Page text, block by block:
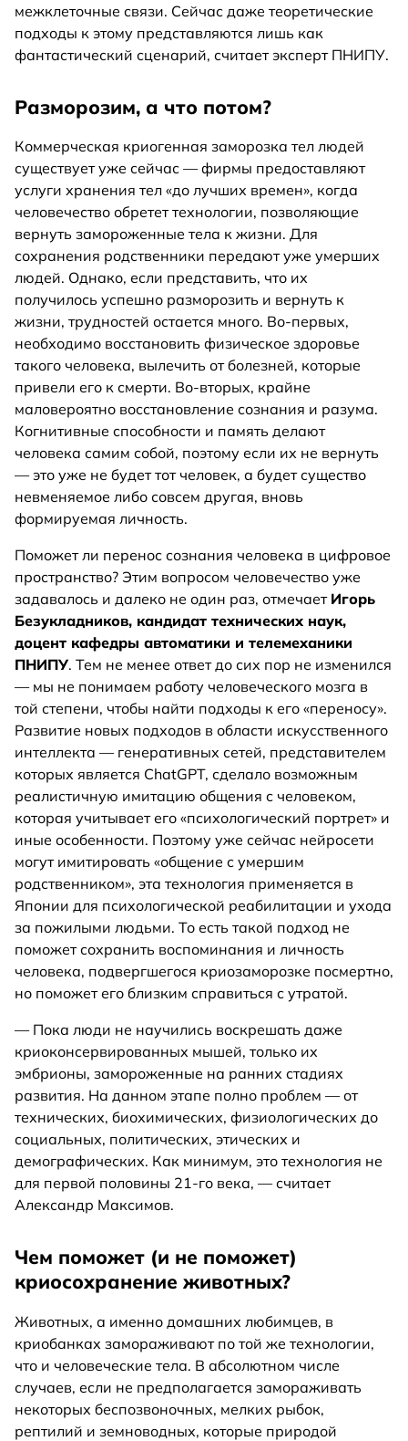
межклеточные связи. Сейчас даже теоретические
подходы к этому представляются лишь как
фантастический сценарий, считает эксперт ПНИПУ.
Разморозим, а что потом?
Коммерческая криогенная заморозка тел людей
существует уже сейчас — фирмы предоставляют
услуги хранения тел «до лучших времен», когда
человечество обретет технологии, позволяющие
вернуть замороженные тела к жизни. Для
сохранения родственники передают уже умерших
людей. Однако, если представить, что их
получилось успешно разморозить и вернуть к
жизни, трудностей остается много. Во-первых,
необходимо восстановить физическое здоровье
такого человека, вылечить от болезней, которые
привели его к смерти. Во-вторых, крайне
маловероятно восстановление сознания и разума.
Когнитивные способности и память делают
человека самим собой, поэтому если их не вернуть
— это уже не будет тот человек, а будет существо
невменяемое либо совсем другая, вновь
формируемая личность.
Поможет ли перенос сознания человека в цифровое
пространство? Этим вопросом человечество уже
задавалось и далеко не один раз, отмечает Игорь
Безукладников, кандидат технических наук,
доцент кафедры автоматики и телемеханики
ПНИПУ. Тем не менее ответ до сих пор не изменился
— мы не понимаем работу человеческого мозга в
той степени, чтобы найти подходы к его «переносу».
Развитие новых подходов в области искусственного
интеллекта — генеративных сетей, представителем
которых является ChatGPT, сделало возможным
реалистичную имитацию общения с человеком,
которая учитывает его «психологический портрет» и
иные особенности. Поэтому уже сейчас нейросети
могут имитировать «общение с умершим
родственником», эта технология применяется в
Японии для психологической реабилитации и ухода
за пожилыми людьми. То есть такой подход не
поможет сохранить воспоминания и личность
человека, подвергшегося криозаморозке посмертно,
но поможет его близким справиться с утратой.
— Пока люди не научились воскрешать даже
криоконсервированных мышей, только их
эмбрионы, замороженные на ранних стадиях
развития. На данном этапе полно проблем — от
технических, биохимических, физиологических до
социальных, политических, этических и
демографических. Как минимум, это технология не
для первой половины 21-го века, — считает
Александр Максимов.
Чем поможет (и не поможет)
криосохранение животных?
Животных, а именно домашних любимцев, в
криобанках замораживают по той же технологии,
что и человеческие тела. В абсолютном числе
случаев, если не предполагается замораживать
некоторых беспозвоночных, мелких рыбок,
рептилий и земноводных, которые природой